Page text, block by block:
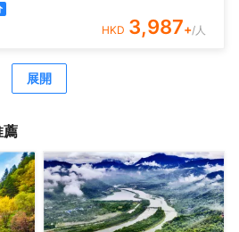
HKD 3,987+/人
展開
薦